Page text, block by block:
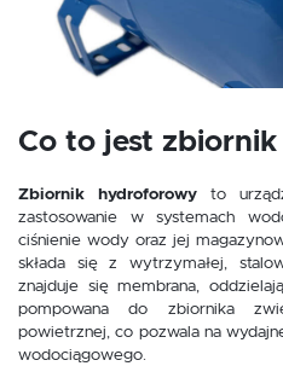
Co to jest
Zbiornik hydroforowy to
zastosowanie w systemach
ciśnienie wody oraz jej
składa się z wytrzymałej,
znajduje się membrana,
pompowana do zbiornika
powietrznej, co pozwala na
wodociągowego.
Dzięki tym plikom cookies możemy
korzystania z funkcjonalności naszej
Twoich indywidualnych preferencji.
personalizacyjne pliki cookies
Więcej
Analityczne pliki cookies pomagają
Twoich potrzeb.
wykorzystywania witryny internetowej,
odwiedzane są nasze serwisy www.
naszych serwisów internetowych pod
użytkowników. Zgromadzone
zanonimizowanej. Wyrażenie zgody na
dostępność wszystkich
Więcej
Reklamowe
Dzięki reklamowym plikom cookies
informacje i aktualności na stronach
Promocyjne pliki cookies służą do
na podstawie analizy Twoich upodobań
Więcej